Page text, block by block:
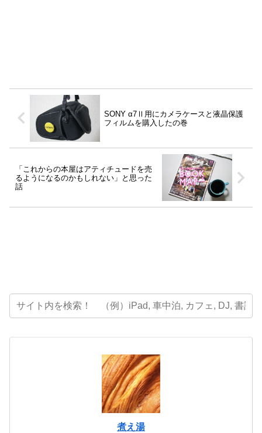
SONY α7Ⅱ用にカメラケースと液晶保護
フィルムを購入したの巻
「これからの本屋はアティチュードを売
るようになるのかもしれない」と思った
話
煮え湯